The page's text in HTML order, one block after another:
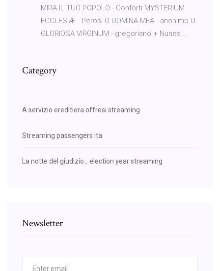
MIRA IL TUO POPOLO - Conforti MYSTERIUM
ECCLESIÆ - Perosi O DOMINA MEA - anonimo O
GLORIOSA VIRGINUM - gregoriano + Nunes …
Category
A servizio ereditiera offresi streaming
Streaming passengers ita
La notte del giudizio_ election year streaming
Newsletter